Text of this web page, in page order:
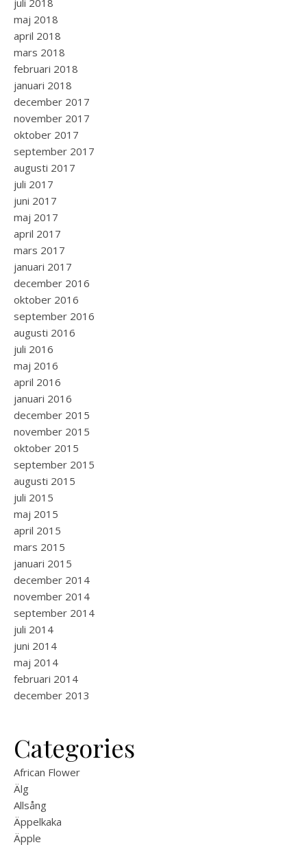
juli 2018
maj 2018
april 2018
mars 2018
februari 2018
januari 2018
december 2017
november 2017
oktober 2017
september 2017
augusti 2017
juli 2017
juni 2017
maj 2017
april 2017
mars 2017
januari 2017
december 2016
oktober 2016
september 2016
augusti 2016
juli 2016
maj 2016
april 2016
januari 2016
december 2015
november 2015
oktober 2015
september 2015
augusti 2015
juli 2015
maj 2015
april 2015
mars 2015
januari 2015
december 2014
november 2014
september 2014
juli 2014
juni 2014
maj 2014
februari 2014
december 2013
Categories
African Flower
Älg
Allsång
Äppelkaka
Äpple